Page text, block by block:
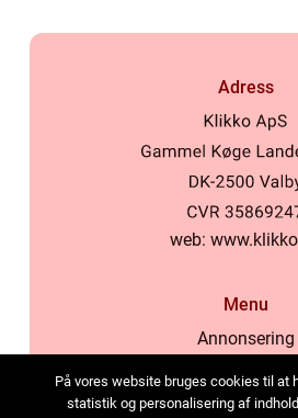
Adress
web:
Menu
Annonsering
Cookies
På vores website bruges cookies til at
statistik og personalisering af